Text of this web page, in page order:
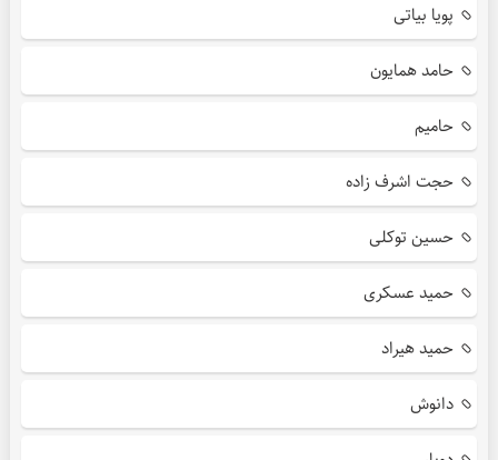
پویا بیاتی
حامد همایون
حامیم
حجت اشرف زاده
حسین توکلی
حمید عسکری
حمید هیراد
دانوش